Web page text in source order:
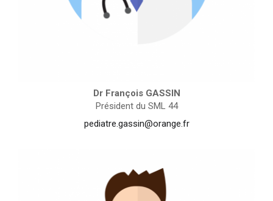
Dr François GASSIN
Président du SML 44
pediatre.gassin@orange.fr